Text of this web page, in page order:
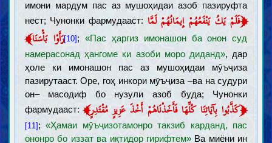
имони мардум пас аз мушоҳидаи азоб пазируфта
нест; Чунонки фармудааст:
﴿فَلَمْ يَكُ يَنْفَعُهُمْ إِيمَانُهُمْ لَمَّا
رَأَوْا بَأْسَنَا﴾ [10] ; «Пас ҳаргиз имонашон ба онон суд
намерасонад ҳангоме ки азоби моро диданд», дар
ҳоле ки имонашон пас аз мушоҳидаи мӯъҷиза
пазирутааст. Оре, гоҳ инкори мӯъҷиза –ва на судури
он– масодиф бо нузули азоб буда; Чунонки
фармудааст:
﴿كَذَّبُوا بِآيَاتِنَا كُلِّهَا فَأَخَذْنَاهُمْ أَخْذَ عَزِيزٍ مُقْتَدِرٍ﴾
[11] ;«Ҳамаи мӯъҷизотамонро такзиб карданд, пас
ононро бо иззат ва иқтидор гирифтем» Ва миёни ин